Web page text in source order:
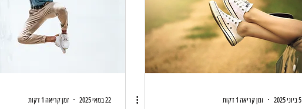
5 ביוני 2025 זמן קריאה 1 דקות 22 במאי 2025 זמן קריאה 1 דקות